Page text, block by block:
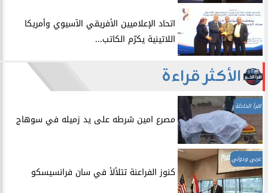
اتحاد الإعلاميين الأفريقي الآسيوي وأمريكا
اللاتينية يكرّم الكاتب...
الأكثر قراءة
اقرأ الحادثة
مصرع امين شرطه على يد زميله في سوهاج
عربي ودولي
​كنوز الفراعنة تتلألأ في سان فرانسيسكو